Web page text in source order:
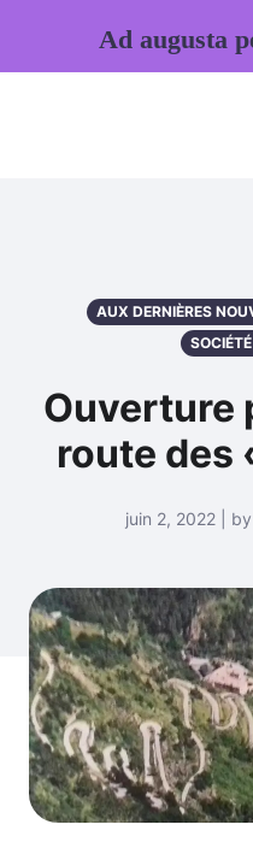
AUX DERNIÈRES
Ouverture
route des
juin 2, 2022 |
Ad augusta